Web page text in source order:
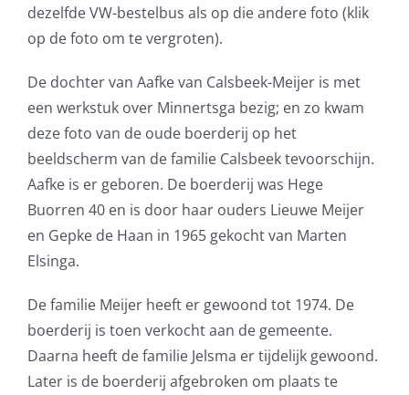
dezelfde VW-bestelbus als op die andere foto (klik
op de foto om te vergroten).
De dochter van Aafke van Calsbeek-Meijer is met
een werkstuk over Minnertsga bezig; en zo kwam
deze foto van de oude boerderij op het
beeldscherm van de familie Calsbeek tevoorschijn.
Aafke is er geboren. De boerderij was Hege
Buorren 40 en is door haar ouders Lieuwe Meijer
en Gepke de Haan in 1965 gekocht van Marten
Elsinga.
De familie Meijer heeft er gewoond tot 1974. De
boerderij is toen verkocht aan de gemeente.
Daarna heeft de familie Jelsma er tijdelijk gewoond.
Later is de boerderij afgebroken om plaats te